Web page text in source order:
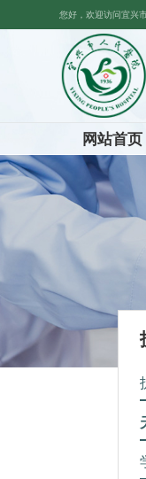
您好，欢迎访问宜兴
网站首页